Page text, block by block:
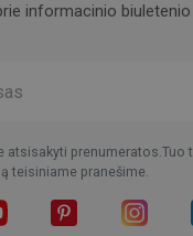
informacinio
atsisakyti prenumeratos.Tuo
teisiniame pranešime.